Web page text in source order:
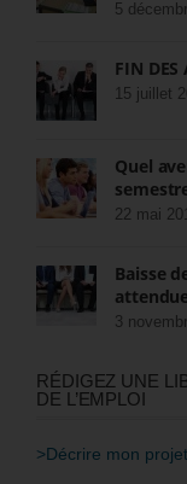
5
FIN DES
15 juillet
Quel
22 mai
Baisse
3
RÉDIGEZ UNE
DE L’EMPLOI
>Décrire mon